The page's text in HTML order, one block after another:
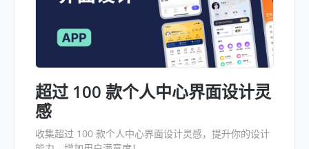
超过 100 款个人中心界面设计灵
感
收集超过 100 款个人中心界面设计灵感，提升你的设计